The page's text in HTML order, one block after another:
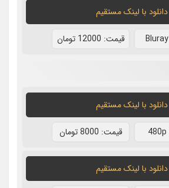
دانلود با لينک مستقيم
قيمت: 12000 تومان
دانلود با لينک مستقيم
قيمت: 8000 تومان
دانلود با لينک مستقيم